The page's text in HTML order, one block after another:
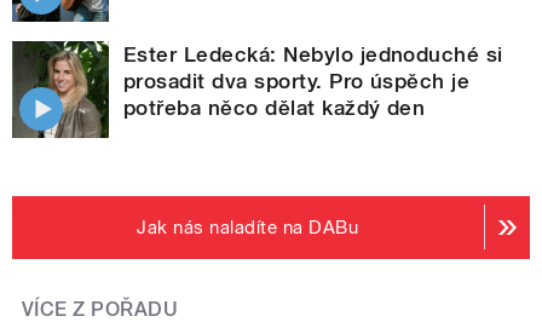
Ester Ledecká: Nebylo jednoduché si
prosadit dva sporty. Pro úspěch je
potřeba něco dělat každý den
Jak nás naladíte na DABu
VÍCE Z POŘADU